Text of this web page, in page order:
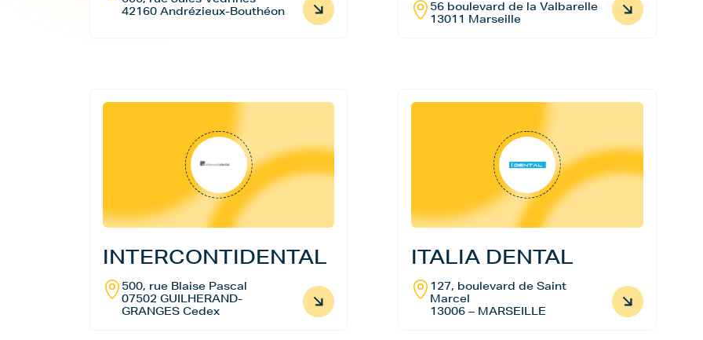
42160 Andrézieux-Bouthéon
56 boulevard de la Valbarelle
13011 Marseille
INTERCONTIDENTAL
500, rue Blaise Pascal
07502 GUILHERAND-
GRANGES Cedex
ITALIA DENTAL
127, boulevard de Saint
Marcel
13006 – MARSEILLE